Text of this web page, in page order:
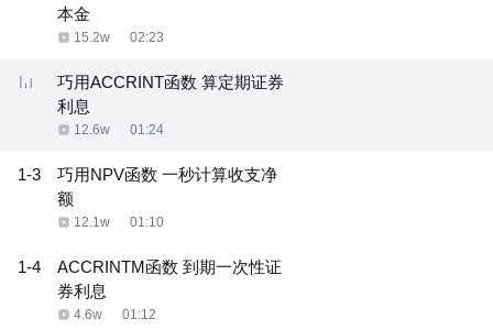
本金
15.2w 02:23
巧用ACCRINT函数 算定期证券
利息
12.6w 01:24
1-3
巧用NPV函数 一秒计算收支净
额
12.1w 01:10
1-4
ACCRINTM函数 到期一次性证
券利息
4.6w 01:12